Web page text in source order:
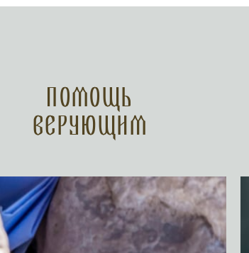
Помощь
верующим